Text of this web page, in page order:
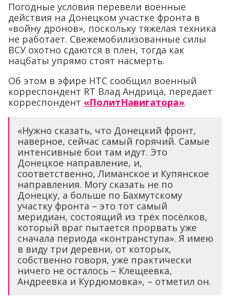
Погодные условия перевели военные
действия на Донецком участке фронта в
«войну дронов», поскольку тяжелая техника
не работает. Свежемобилизованные силы
ВСУ охотно сдаются в плен, тогда как
нацбаты упрямо стоят насмерть.
Об этом в эфире НТС сообщил военный
корреспондент RT Влад Андрица, передает
корреспондент «ПолитНавигатора».
«Нужно сказать, что Донецкий фронт,
наверное, сейчас самый горячий. Самые
интенсивные бои там идут. Это
Донецкое направление, и,
соответственно, Лиманское и Купянское
направления. Могу сказать не по
Донецку, а больше по Бахмутскому
участку фронта – это тот самый
меридиан, состоящий из трёх посёлков,
который враг пытается прорвать уже
сначала периода «контранступа». Я имею
в виду три деревни, от которых,
собственно говоря, уже практически
ничего не осталось – Клещеевка,
Андреевка и Курдюмовка», – отметил он.